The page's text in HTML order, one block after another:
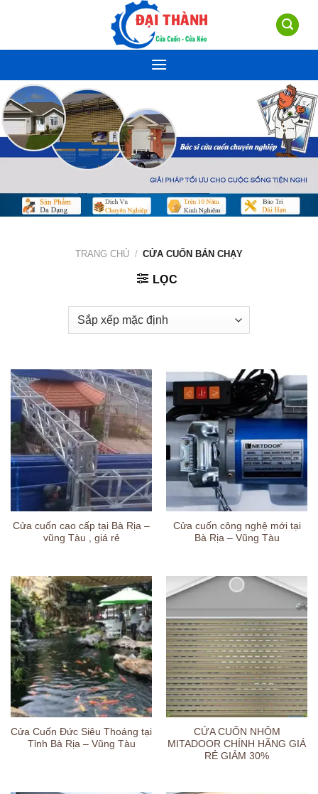
TRANG CHỦ / CỬA CUỐN BÁN CHẠY
LỌC
Cửa cuốn cao cấp tại Bà Rịa –
vũng Tàu , giá rẻ
Cửa cuốn công nghệ mới tại
Bà Rịa – Vũng Tàu
Cửa Cuốn Đức Siêu Thoáng tại
Tỉnh Bà Rịa – Vũng Tàu
CỬA CUỐN NHÔM
MITADOOR CHÍNH HÃNG GIÁ
RẺ GIẢM 30%